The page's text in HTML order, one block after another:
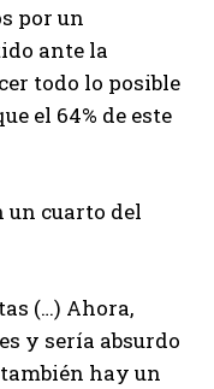
por un
ante la
todo lo posible
el 64% de este
un cuarto del
(…) Ahora,
y sería absurdo
hay un